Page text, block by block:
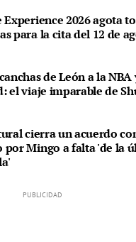
Experience 2026 agota
para la cita del 12 de
de León a la NBA
el viaje imparable de
cierra un acuerdo
por Mingo a falta 'de la